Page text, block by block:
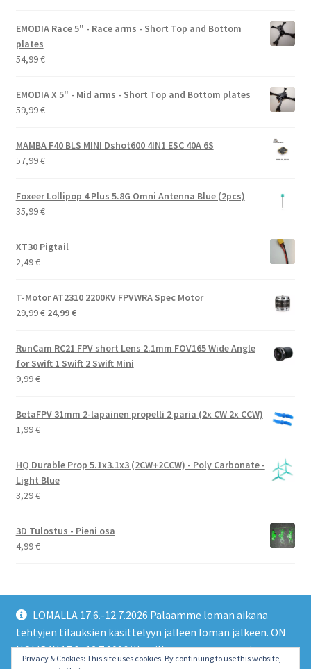
LOMALLA 17.6.-12.7.2026 Palaamme loman aikana
tehtyjen tilauksien käsittelyyn jälleen loman jälkeen. ON
HOLIDAY 17.6.-12.7.2026 We will return to processing
EMODIA Race 5" - Race arms - Short Top and Bottom
plates
54,99€
EMODIA X 5" - Mid arms - Short Top and Bottom plates
59,99€
MAMBA F40 BLS MINI Dshot600 4IN1 ESC 40A 6S
57,99€
Foxeer Lollipop 4 Plus 5.8G Omni Antenna Blue (2pcs)
35,99€
XT30 Pigtail
2,49€
T-Motor AT2310 2200KV FPVWRA Spec Motor
29,99€ Alkuperäinen
oli:
29,99 €.
24,99€Nykyinen
on:
24,99 €.
RunCam RC21 FPV short Lens 2.1mm FOV165 Wide Angle
for Swift 1 Swift 2 Swift Mini
9,99€
BetaFPV 31mm 2-lapainen propelli 2 paria (2x CW 2x CCW)
1,99€
HQ Durable Prop 5.1x3.1x3 (2CW+2CCW) - Poly Carbonate -
Light Blue
3,29€
3D Tulostus - Pieni osa
4,99€
© EMO FPV Drones 2026
Privacy & Cookies: This site uses cookies. By continuing to use this website,